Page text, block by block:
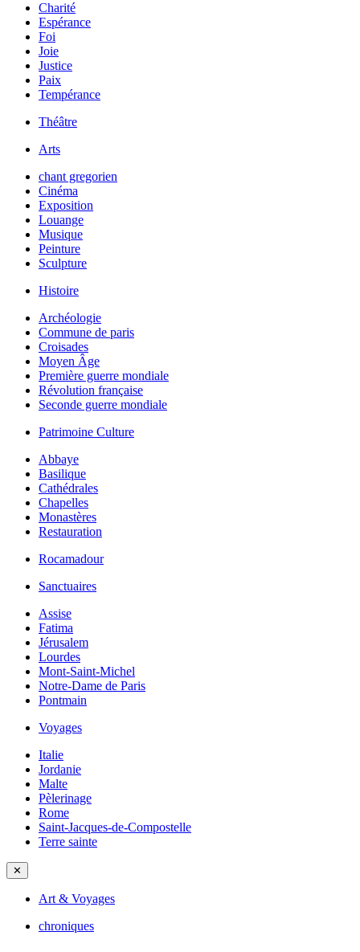
Charité
Espérance
Foi
Joie
Justice
Paix
Tempérance
Théâtre
Arts
chant gregorien
Cinéma
Exposition
Louange
Musique
Peinture
Sculpture
Histoire
Archéologie
Commune de paris
Croisades
Moyen Âge
Première guerre mondiale
Révolution française
Seconde guerre mondiale
Patrimoine Culture
Abbaye
Basilique
Cathédrales
Chapelles
Monastères
Restauration
Rocamadour
Sanctuaires
Assise
Fatima
Jérusalem
Lourdes
Mont-Saint-Michel
Notre-Dame de Paris
Pontmain
Voyages
Italie
Jordanie
Malte
Pèlerinage
Rome
Saint-Jacques-de-Compostelle
Terre sainte
✕
Art & Voyages
chroniques